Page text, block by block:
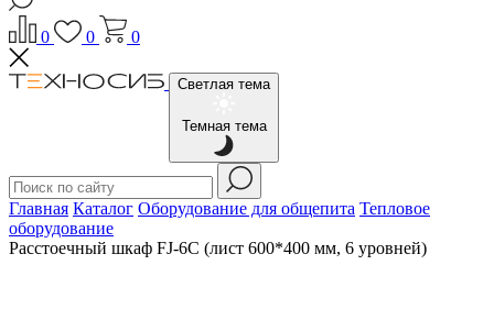
0 0 0
Светлая тема
Темная тема
Главная Каталог Оборудование для общепита Тепловое
оборудование
Расстоечный шкаф FJ-6C (лист 600*400 мм, 6 уровней)